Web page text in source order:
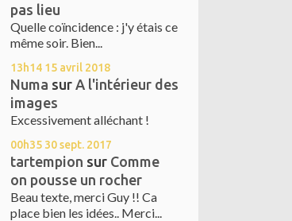
pas lieu
Quelle coïncidence : j'y étais ce
même soir. Bien...
13h14 15 avril 2018
Numa sur A l'intérieur des
images
Excessivement alléchant !
00h35 30sept. 2017
tartempion sur Comme
on pousse un rocher
Beau texte, merci Guy !! Ca
place bien les idées.. Merci...